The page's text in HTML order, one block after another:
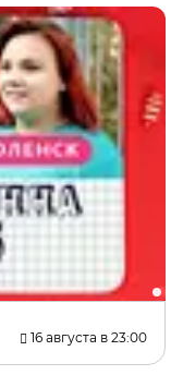
16 августа в 23:00